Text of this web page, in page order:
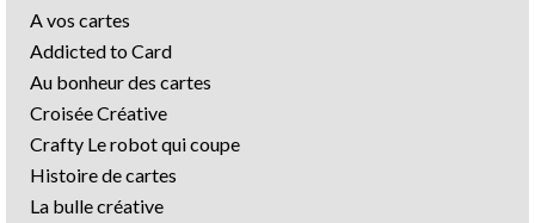
A vos cartes
Addicted to Card
Au bonheur des cartes
Croisée Créative
Crafty Le robot qui coupe
Histoire de cartes
La bulle créative